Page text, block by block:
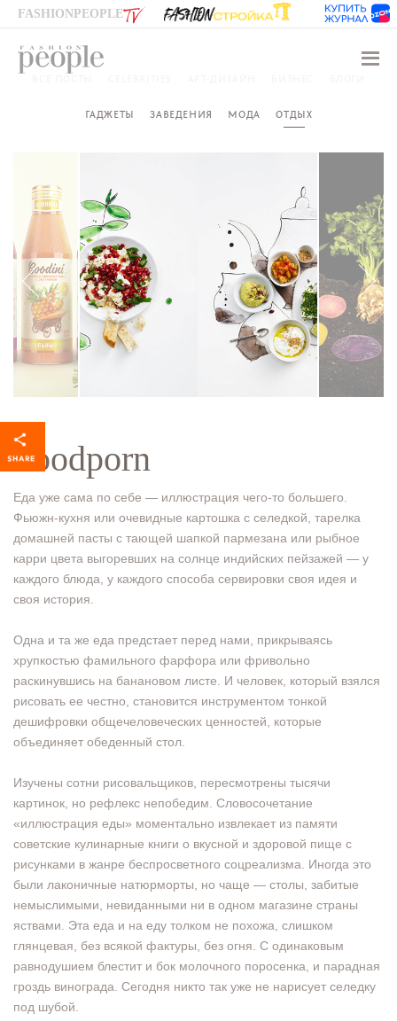
FASHIONPEOPLE
ГАДЖЕТЫ ЗАВЕДЕНИЯ МОДА ОТДЫХ
Foodporn
Еда уже сама по себе — иллюстрация чего-то большего.
Фьюжн-кухня или очевидные картошка с селедкой, тарелка
домашней пасты с тающей шапкой пармезана или рыбное
карри цвета выгоревших на солнце индийских пейзажей — у
каждого блюда, у каждого способа сервировки своя идея и
своя история.
Одна и та же еда предстает перед нами, прикрываясь
хрупкостью фамильного фарфора или фривольно
раскинувшись на банановом листе. И человек, который взялся
рисовать ее честно, становится инструментом тонкой
дешифровки общечеловеческих ценностей, которые
объединяет обеденный стол.
Изучены сотни рисовальщиков, пересмотрены тысячи
картинок, но рефлекс непобедим. Словосочетание
«иллюстрация еды» моментально извлекает из памяти
советские кулинарные книги о вкусной и здоровой пище с
рисунками в жанре беспросветного соцреализма. Иногда это
были лаконичные натюрморты, но чаще — столы, забитые
немыслимыми, невиданными ни в одном магазине страны
яствами. Эта еда и на еду толком не похожа, слишком
глянцевая, без всякой фактуры, без огня. С одинаковым
равнодушием блестит и бок молочного поросенка, и парадная
гроздь винограда. Сегодня никто так уже не нарисует селедку
под шубой.